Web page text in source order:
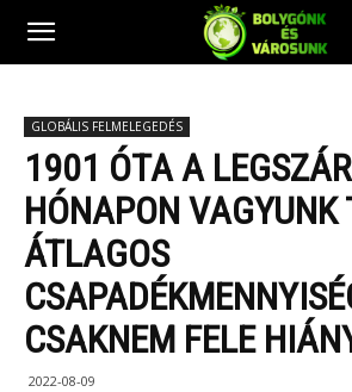
GLOBÁLIS FELMELEGEDÉS
1901 ÓTA A
HÓNAPON VAGYUNK
ÁTLAGOS
CSAKNEM FELE
2022-08-09